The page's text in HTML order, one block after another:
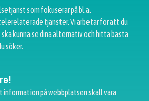
som fokuserar på bl.a.
tjänster. Vi arbetar för att du
kunna se dina alternativ och hitta bästa
söker.
på webbplatsen skall vara